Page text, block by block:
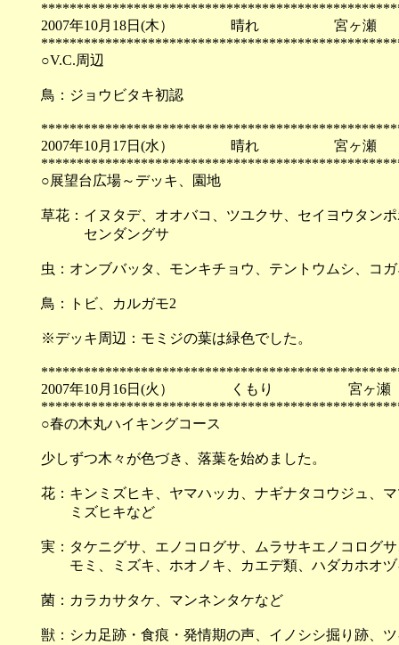
2007年10月18日(木） 晴れ 宮ヶ瀬
○V.C.周辺
鳥：ジョウビタキ初認
2007年10月17日(水） 晴れ 宮ヶ瀬
○展望台広場～デッキ、園地
草花：イヌタデ、オオバコ、ツユクサ、セイヨウタン
センダングサ
虫：オンブバッタ、モンキチョウ、テントウムシ、コ
鳥：トビ、カルガモ2
※デッキ周辺：モミジの葉は緑色でした。
2007年10月16日(火） くもり 宮ヶ瀬
○春の木丸ハイキングコース
少しずつ木々が色づき、落葉を始めました。
花：キンミズヒキ、ヤマハッカ、ナギナタコウジュ、
ミズヒキなど
実：タケニグサ、エノコログサ、ムラサキエノコログ
モミ、ミズキ、ホオノキ、カエデ類、ハダカホオヅ
菌：カラカサタケ、マンネンタケなど
獣：シカ足跡・食痕・発情期の声、イノシシ掘り跡、